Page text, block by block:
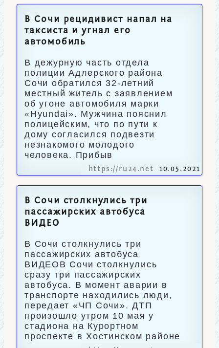
В Сочи рецидивист напал на
таксиста и угнал его
автомобиль
В дежурную часть отдела
полиции Адлерского района
Сочи обратился 32-летний
местный житель с заявлением
об угоне автомобиля марки
«Hyundai». Мужчина пояснил
полицейским, что по пути к
дому согласился подвезти
незнакомого молодого
человека. Прибыв
https://ru24.net 10.05.2021
В Сочи столкнулись три
пассажирских автобуса
ВИДЕО
В Сочи столкнулись три
пассажирских автобуса
ВИДЕОВ Сочи столкнулись
сразу три пассажирских
автобуса. В момент аварии в
транспорте находились люди,
передает «ЧП Сочи». ДТП
произошло утром 10 мая у
стадиона на Курортном
проспекте в Хостинском районе